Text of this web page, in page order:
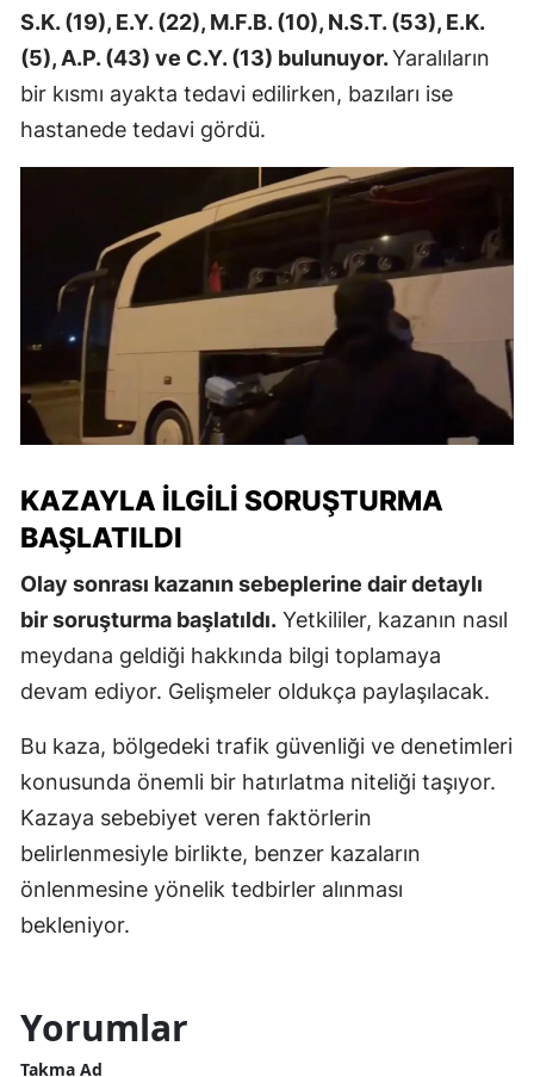
S.K. (19), E.Y. (22), M.F.B. (10), N.S.T. (53), E.K.
(5), A.P. (43) ve C.Y. (13) bulunuyor.Yaralıların
bir kısmı ayakta tedavi edilirken, bazıları ise
hastanede tedavi gördü.
KAZAYLA İLGILI SORUŞTURMA
BAŞLATILDI
Olay sonrası kazanın sebeplerine dair detaylı
bir soruşturma başlatıldı. Yetkililer, kazanın nasıl
meydana geldiği hakkında bilgi toplamaya
devam ediyor. Gelişmeler oldukça paylaşılacak.
Bu kaza, bölgedeki trafik güvenliği ve denetimleri
konusunda önemli bir hatırlatma niteliği taşıyor.
Kazaya sebebiyet veren faktörlerin
belirlenmesiyle birlikte, benzer kazaların
önlenmesine yönelik tedbirler alınması
bekleniyor.
Yorumlar
Takma Ad